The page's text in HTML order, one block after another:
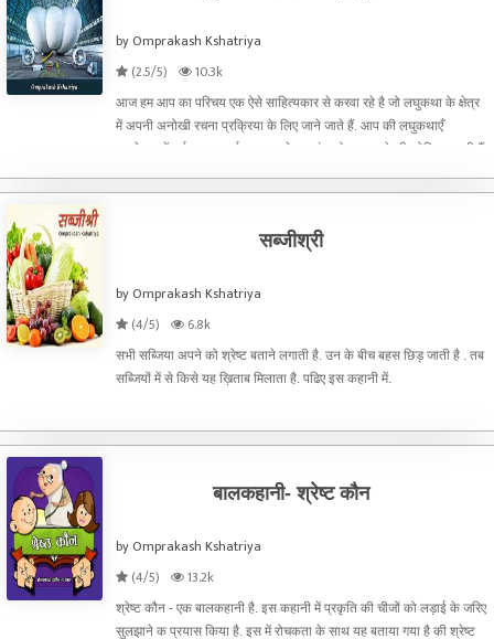
by Omprakash Kshatriya
(2.5/5)
10.3k
आज हम आप का परिचय एक ऐसे साहित्यकार से करवा रहे है जो लघुकथा के क्षेत्र
में अपनी अनोखी रचना प्रक्रिया के लिए जाने जाते हैं. आप की लघुकथाएँ
अपनेआप में पूर्ण तथा सम्पूर्ण लघुकथा के मापदंड को पूरा करने की कोशिश करती हैं.
सब्जीश्री
by Omprakash Kshatriya
(4/5)
6.8k
सभी सब्जिया अपने को श्रेष्ट बताने लगाती है. उन के बीच बहस छिड़ जाती है . तब
सब्जियों में से किसे यह ख़िताब मिलाता है. पढिए इस कहानी में.
बालकहानी- श्रेष्ट कौन
by Omprakash Kshatriya
(4/5)
13.2k
श्रेष्ट कौन - एक बालकहानी है. इस कहानी में प्रकृति की चीजों को लड़ाई के जरिए
सुलझाने क प्रयास किया है. इस में रोचकता के साथ यह बताया गया है की श्रेष्ट